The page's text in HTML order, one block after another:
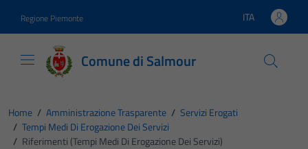
Regione Piemonte Lingua attiva:
ITA
Comune di Salmour
Home / Amministrazione Trasparente / Servizi Erogati
/ Tempi Medi Di Erogazione Dei Servizi
/ Riferimenti (Tempi Medi Di Erogazione Dei Servizi)